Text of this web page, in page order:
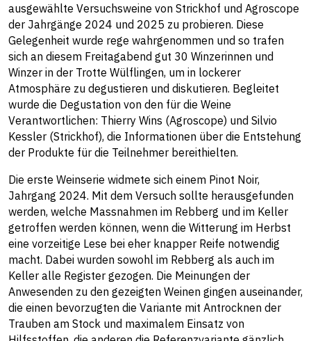
ausgewählte Versuchsweine von Strickhof und Agroscope
der Jahrgänge 2024 und 2025 zu probieren. Diese
Gelegenheit wurde rege wahrgenommen und so trafen
sich an diesem Freitagabend gut 30 Winzerinnen und
Winzer in der Trotte Wülflingen, um in lockerer
Atmosphäre zu degustieren und diskutieren. Begleitet
wurde die Degustation von den für die Weine
Verantwortlichen: Thierry Wins (Agroscope) und Silvio
Kessler (Strickhof), die Informationen über die Entstehung
der Produkte für die Teilnehmer bereithielten.
Die erste Weinserie widmete sich einem Pinot Noir,
Jahrgang 2024. Mit dem Versuch sollte herausgefunden
werden, welche Massnahmen im Rebberg und im Keller
getroffen werden können, wenn die Witterung im Herbst
eine vorzeitige Lese bei eher knapper Reife notwendig
macht. Dabei wurden sowohl im Rebberg als auch im
Keller alle Register gezogen. Die Meinungen der
Anwesenden zu den gezeigten Weinen gingen auseinander,
die einen bevorzugten die Variante mit Antrocknen der
Trauben am Stock und maximalem Einsatz von